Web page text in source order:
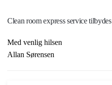
Clean room express service tilbydes
Med venlig hilsen
Allan Sørensen